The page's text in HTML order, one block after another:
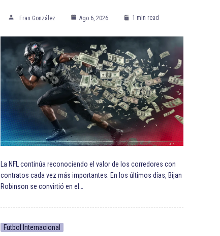
Fran González Ago 6, 2026 1 min read
La NFL continúa reconociendo el valor de los corredores con
contratos cada vez más importantes. En los últimos días, Bijan
Robinson se convirtió en el…
Futbol Internacional